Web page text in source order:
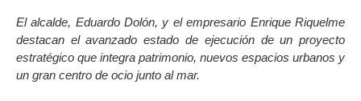
El alcalde, Eduardo Dolón, y el empresario Enrique Riquelme
destacan el avanzado estado de ejecución de un proyecto
estratégico que integra patrimonio, nuevos espacios urbanos y
un gran centro de ocio junto al mar.